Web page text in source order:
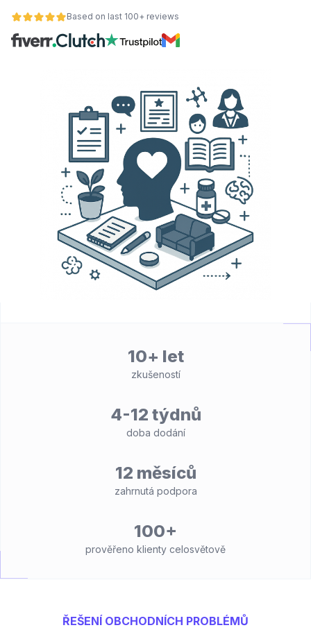
Based on last 100+ reviews
10+ let
zkušeností
4-12 týdnů
doba dodání
12 měsíců
zahrnutá podpora
100+
prověřeno klienty celosvětově
ŘEŠENÍ OBCHODNÍCH PROBLÉMŮ